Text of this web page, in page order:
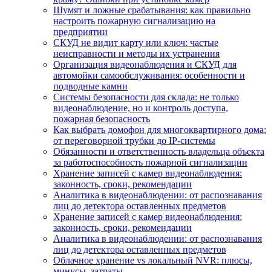
Шумят и ложные срабатывания: как правильно
настроить пожарную сигнализацию на
предприятии
СКУД не видит карту или ключ: частые
неисправности и методы их устранения
Организация видеонаблюдения и СКУД для
автомойки самообслуживания: особенности и
подводные камни
Системы безопасности для склада: не только
видеонаблюдение, но и контроль доступа,
пожарная безопасность
Как выбрать домофон для многоквартирного дома:
от переговорной трубки до IP-системы
Обязанности и ответственность владельца объекта
за работоспособность пожарной сигнализации
Хранение записей с камер видеонаблюдения:
законность, сроки, рекомендации
Аналитика в видеонаблюдении: от распознавания
лиц до детектора оставленных предметов
Хранение записей с камер видеонаблюдения:
законность, сроки, рекомендации
Аналитика в видеонаблюдении: от распознавания
лиц до детектора оставленных предметов
Облачное хранение vs локальный NVR: плюсы,